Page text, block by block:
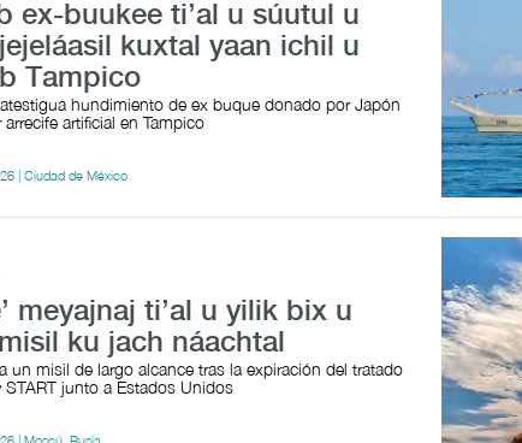
ex-buukee ti’al u súutul u
kuxtal yaan ichil u
Tampico
hundimiento de ex buque donado por Japón
arrecife artificial en Tampico
| Ciudad de México
meyajnaj ti’al u yilik bix u
ku jach náachtal
un misil de largo alcance tras la expiración del tratado
START junto a Estados Unidos